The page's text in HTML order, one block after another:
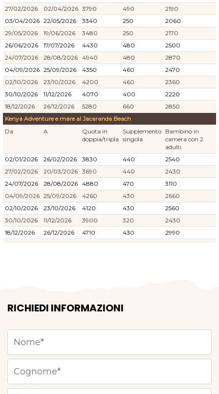
27/02/2026 02/04/2026 3790 490
2190
03/04/2026 22/05/2026 3340 250
2060
29/05/2026
19/06/2026 3480 250
2170
26/06/2026
17/07/2026 4430 480
2500
24/07/2026
28/08/2026 4940 480
2870
04/09/2026 25/09/2026 4350 460
2470
02/10/2026
23/10/2026 4200 460
2360
30/10/2026
11/12/2026 4070 400
2220
18/12/2026
26/12/2026 5280 660
2850
Kenya Adventure e mare al Jacaranda Beach
Da
A
Quota in
doppia/tripla
Supplemento
singola
Bambino in
camera con 2
adulti
02/01/2026
26/02/2026 3830 440
2540
27/02/2026
20/03/2026 3690 440
2430
24/07/2026
28/08/2026 4880 470
3110
04/09/2026 25/09/2026 4260 430
2660
02/10/2026
23/10/2026 4120 430
2560
30/10/2026
11/12/2026 3900 320
2430
18/12/2026
26/12/2026 4710 430 2990
RICHIEDI INFORMAZIONI